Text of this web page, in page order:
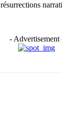
- Advertisement